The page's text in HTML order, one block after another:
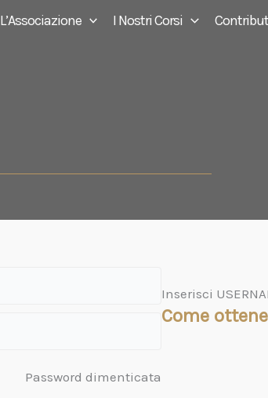
L’Associazione I Nostri Corsi
Password dimenticata
Inserisci
Come